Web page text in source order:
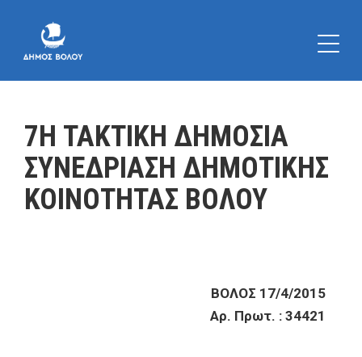
7Η ΤΑΚΤΙΚΗ ΔΗΜΟΣΙΑ
ΣΥΝΕΔΡΙΑΣΗ ΔΗΜΟΤΙΚΗΣ
ΚΟΙΝΟΤΗΤΑΣ ΒΟΛΟΥ
ΒΟΛΟΣ 17/4/2015
Αρ. Πρωτ. : 34421